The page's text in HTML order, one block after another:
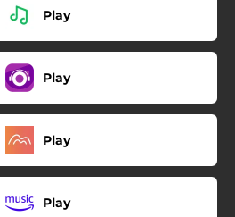
Play
Play
Play
Play